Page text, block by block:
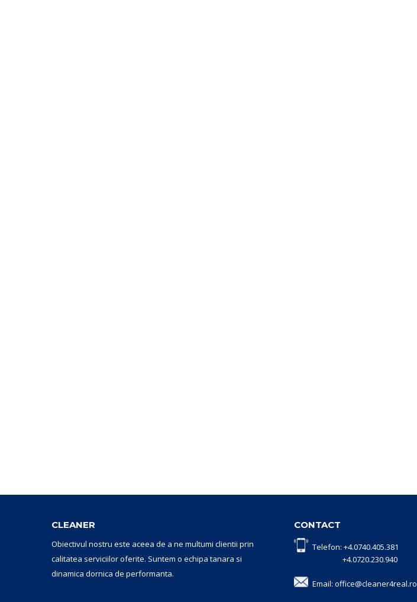
CLEANER
Obiectivul nostru este aceea de a ne multumi clientii prin
calitatea serviciilor oferite. Suntem o echipa tanara si
dinamica dornica de performanta.
CONTACT
Telefon: +4.0740.405.381
+4.0720.230.940
Email: office@cleaner4real.ro